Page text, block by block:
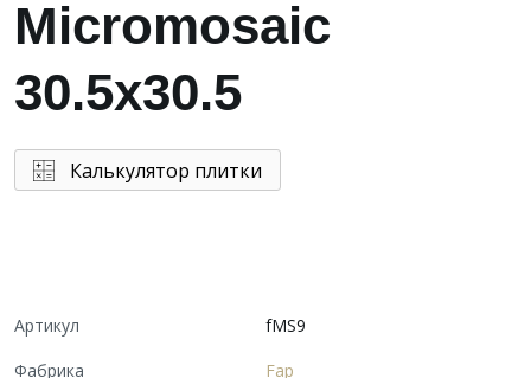
Micromosaic
30.5x30.5
Калькулятор плитки
Артикул
fMS9
Фабрика
Fap